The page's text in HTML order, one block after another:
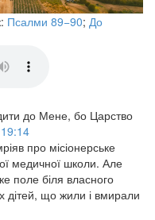
Псалми 89−90; До
до Мене, бо Царство
про місіонерське
медичної школи. Але
поле біля власного
дітей, що жили і вмирали